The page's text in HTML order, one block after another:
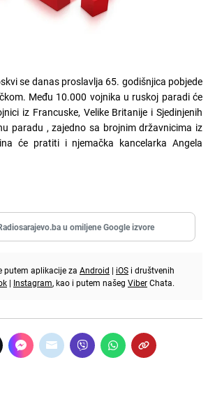
se danas proslavlja 65. godišnjica pobjede
Među 10.000 vojnika u ruskoj paradi će
iz Francuske, Velike Britanije i Sjedinjenih
paradu , zajedno sa brojnim državnicima iz
će pratiti i njemačka kancelarka Angela
u omiljene Google izvore
putem aplikacije za Android | iOS i društvenih
| Instagram, kao i putem našeg ViberChata.